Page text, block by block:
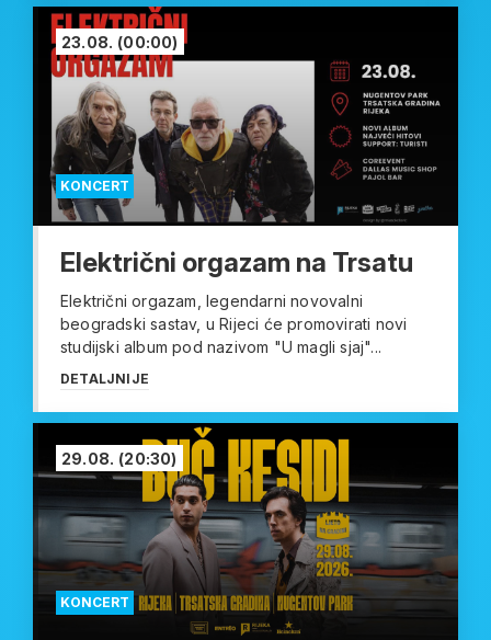
KONCERT
23.08. (00:00)
Električni orgazam na Trsatu
Električni orgazam, legendarni novovalni
beogradski sastav, u Rijeci će promovirati novi
studijski album pod nazivom "U magli sjaj"...
DETALJNIJE
KONCERT
29.08. (20:30)